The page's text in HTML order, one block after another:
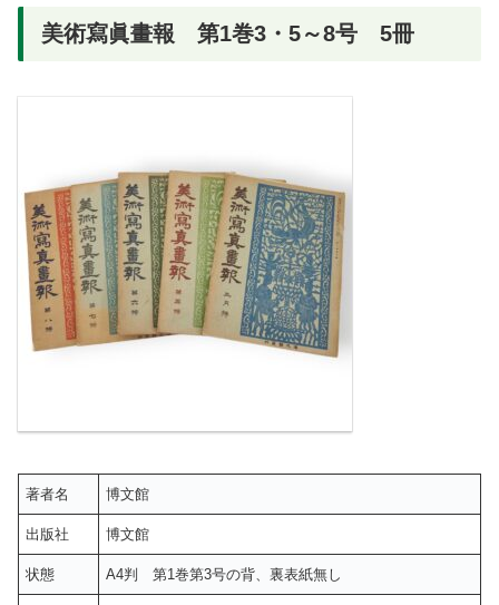
美術寫眞畫報 第1巻3・5～8号 5冊
著者名 博文館
出版社 博文館
状態 A4判 第1巻第3号の背、裏表紙無し